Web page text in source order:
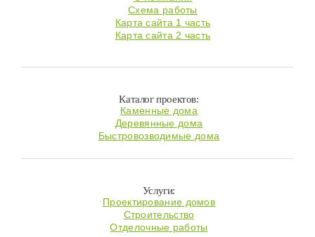
Схема работы
Карта сайта 1 часть
Карта сайта 2 часть
Каталог проектов:
Каменные дома
Деревянные дома
Быстровозводимые дома
Услуги:
Проектирование домов
Строительство
Отделочные работы